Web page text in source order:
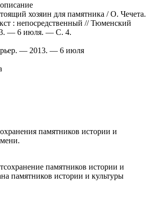
хозяин для памятника / О. Чечета.
: непосредственный // Тюменский
— 6 июля. — С. 4.
— 2013. — 6 июля
памятников истории и
памятников истории и
памятников истории и культуры